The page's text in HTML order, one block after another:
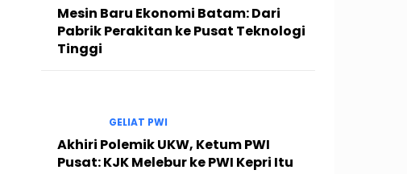
Mesin Baru Ekonomi Batam: Dari
Pabrik Perakitan ke Pusat Teknologi
Tinggi
GELIAT PWI
Akhiri Polemik UKW, Ketum PWI
Pusat: KJK Melebur ke PWI Kepri Itu